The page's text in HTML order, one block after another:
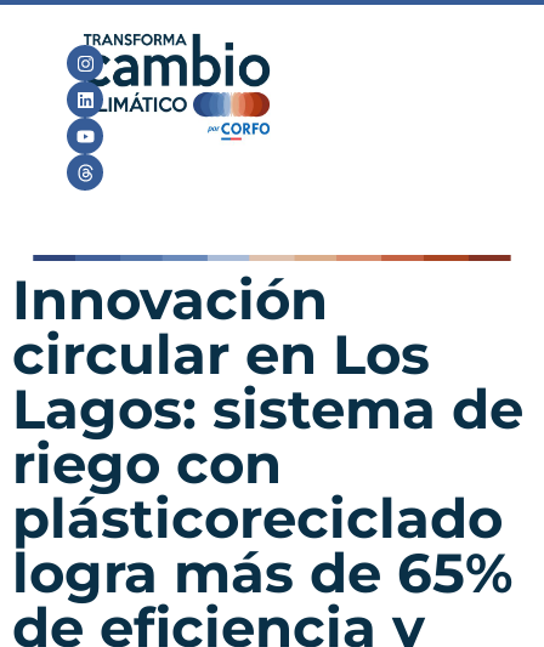
Innovación
circular en Los
Lagos: sistema de
riego con
plásticoreciclado
logra más de 65%
de eficiencia y